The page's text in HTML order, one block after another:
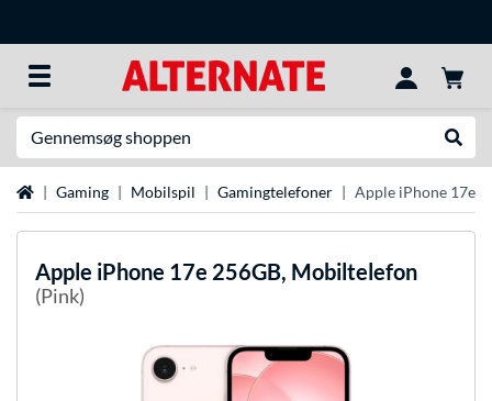
StartsideGaming Mobilspil Gamingtelefoner Apple iPhone 17e
Apple iPhone 17e 256GB, Mobiltelefon
(Pink)